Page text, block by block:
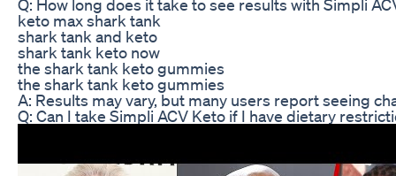
Q: How long does it take to see results with Simpli
keto max shark tank
shark tank and keto
shark tank keto now
the shark tank keto gummies
the shark tank keto gummies
A: Results may vary, but many users report seeing
Q: Can I take Simpli ACV Keto if I have dietary